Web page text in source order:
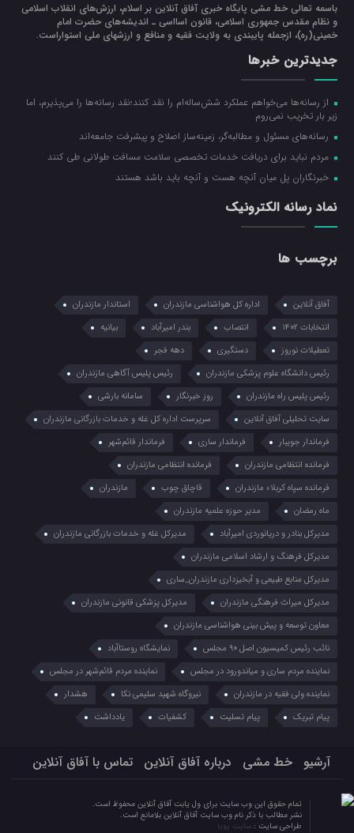
باسمه تعالی خط مشی پایگاه خبری آفاق آنلاین بر اسلام، ارزش‌هاي انقلاب اسلامي
و نظام مقدس جمهوري اسلامي، قانون اسااسی ـ انديشه‌هاي حضرت امام
خميني(ره)، ازجمله پایبندی به ولايت فقيه و منافع و ارزشهاي ملي استواراست.
جدیدترین خبرها
از رسانه‌ها می‌خواهم عملکرد شش‌ساله‌ام را نقد کنند؛نقد رسانه‌ها را می‌پذیرم، اما
زیر بار تخریب نمی‌روم
رسانه‌های مسئول و مطالبه‌گر، زمینه‌ساز اصلاح و پیشرفت جامعه‌اند
مردم نباید برای دریافت خدمات تخصصی سلامت مسافت طولانی طی کنند
خبرنگاران پل میان آنچه هست و آنچه باید باشد هستند
نماد رسانه الکترونیک
برچسب ها
آفاق آنلاین اداره کل هواشناسی مازندران
استاندار مازندران
انتخابات ۱۴۰۲
انتصاب بندر امیرآباد
بیانیه
تعطیلات نوروز
دستگیری
دهه فجر
رئیس دانشگاه علوم پزشکی مازندران
رئیس پلیس آگاهی مازندران
رئیس پلیس راه مازندران
روز خبرنگار
سامانه بارشی
سایت تحلیلی آفاق آنلاین
سرپرست اداره کل غله و خدمات بازرگانی مازندران
فرماندار جویبار
فرماندار ساری
فرماندار قائم‌شهر
فرمانده انتظامي مازندران
فرمانده انتظامی مازندران
فرمانده سپاه کربلاء مازندران
قاچاق چوب
مازندران
ماه رمضان
مدیر حوزه علمیه مازندران
مدیرکل بنادر و دریانوردی امیرآباد
مدیرکل غله و خدمات بازرگانی مازندران
مدیرکل فرهنگ و ارشاد اسلامی مازندران
مدیرکل منابع طبیعی و آبخیزداری مازندران_ساری
مدیرکل میراث فرهنگی مازندران
مدیرکل پزشکی قانونی مازندران
معاون توسعه و پیش بینی هواشناسی مازندران
نائب رئیس کمیسیون اصل ۹۰ مجلس
نمایشگاه روستا‌آباد
نماینده مردم ساری و میاندورود در مجلس
نماینده مردم قائم‌شهر در مجلس
نماینده ولی فقیه در مازندران
نیروگاه شهید سلیمی نکا
هشدار
پیام تبریک
پیام تسلیت کشفیات یادداشت
آرشیو خط مشی درباره آفاق آنلاین تماس با آفاق آنلاین
تمام حقوق این وب سایت برای ول یابت آفاق آنلاین محفوظ است.
نشر مطالب با ذکر نام وب سایت آفاق آنلاین بلامانع است.
طراحی سایت : سایت پویا